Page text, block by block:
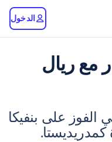
ريال
بنفيكا